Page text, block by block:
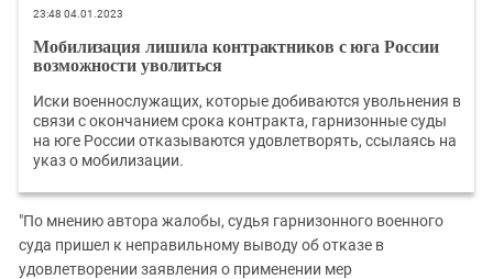
23:48 04.01.2023
Мобилизация лишила контрактников с юга России
возможности уволиться
Иски военнослужащих, которые добиваются увольнения в
связи с окончанием срока контракта, гарнизонные суды
на юге России отказываются удовлетворять, ссылаясь на
указ о мобилизации.
"По мнению автора жалобы, судья гарнизонного военного
суда пришел к неправильному выводу об отказе в
удовлетворении заявления о применении мер